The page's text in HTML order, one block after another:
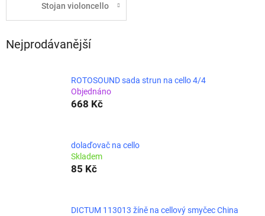
Stojan violoncello
Nejprodávanější
ROTOSOUND sada strun na cello 4/4
Objednáno
668 Kč
dolaďovač na cello
Skladem
85 Kč
DICTUM 113013 žíně na cellový smyčec China